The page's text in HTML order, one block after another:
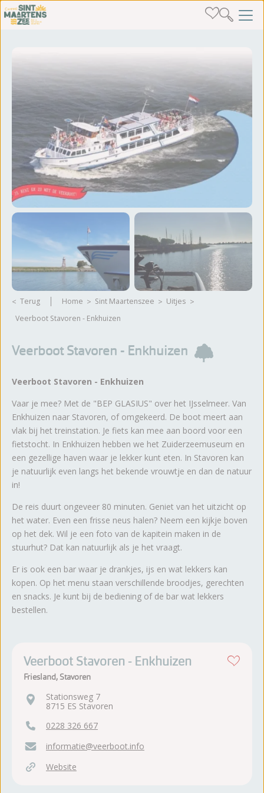
Terug Home Sint Maartenszee
Uitjes
Veerboot Stavoren - Enkhuizen
Veerboot Stavoren - Enkhuizen
Veerboot Stavoren - Enkhuizen
Vaar je mee? Met de "BEP GLASIUS" over het IJsselmeer. Van
Enkhuizen naar Stavoren, of omgekeerd. De boot meert aan
vlak bij het treinstation. Je fiets kan mee aan boord voor een
fietstocht. In Enkhuizen hebben we het Zuiderzeemuseum en
een gezellige haven waar je lekker kunt eten. In Stavoren kan
je natuurlijk even langs het bekende vrouwtje en dan de natuur
in!
De reis duurt ongeveer 80 minuten. Geniet van het uitzicht op
het water. Even een frisse neus halen? Neem een kijkje boven
op het dek. Wil je een foto van de kapitein maken in de
stuurhut? Dat kan natuurlijk als je het vraagt.
Er is ook een bar waar je drankjes, ijs en wat lekkers kan
kopen. Op het menu staan verschillende broodjes, gerechten
en snacks. Je kunt bij de bediening of de bar wat lekkers
bestellen.
Veerboot Stavoren - Enkhuizen
Friesland, Stavoren
Stationsweg 7
8715 ES Stavoren
0228 326 667
informatie@veerboot.info
Website